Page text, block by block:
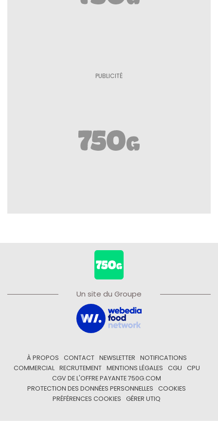
Un site du Groupe
À PROPOS CONTACT NEWSLETTER
NOTIFICATIONS
COMMERCIAL
RECRUTEMENT MENTIONS LÉGALES CGU
CPU
CGV DE L'OFFRE PAYANTE 750G.COM
PROTECTION DES DONNÉES PERSONNELLES
COOKIES
PRÉFÉRENCES COOKIES
GÉRER UTIQ